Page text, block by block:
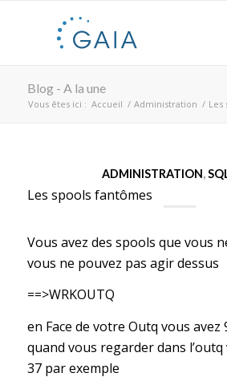
Blog - A la une
Vous êtes ici : Accueil / Administration / Les
ADMINISTRATION,
Les spools fantômes
Vous avez des spools que vous
vous ne pouvez pas agir dessus
==>WRKOUTQ
en Face de votre Outq vous avez
quand vous regarder dans l’outq
37 par exemple